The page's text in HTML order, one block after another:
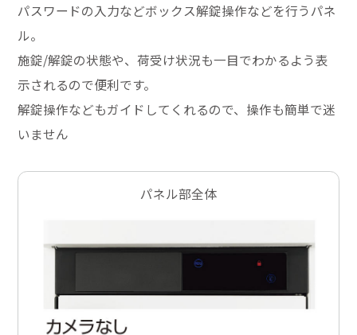
パスワードの入力などボックス解錠操作などを行うパネ
ル。
施錠/解錠の状態や、荷受け状況も一目でわかるよう表
示されるので便利です。
解錠操作などもガイドしてくれるので、操作も簡単で迷
いません
パネル部全体